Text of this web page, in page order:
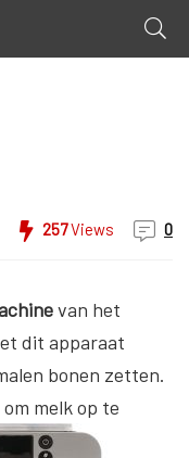
257Views 0
van het
dit apparaat
bonen zetten.
melk op te